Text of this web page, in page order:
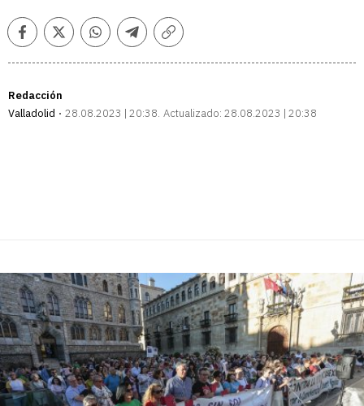
FacebookTwitterWhatsappTelegramCopiar
Redacción
Valladolid
28.08.2023 | 20:38 Actualizado: 28.08.2023 | 20:38